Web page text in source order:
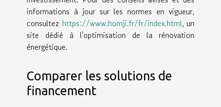
informations à jour sur les normes en vigueur,
consultez https://www.homji.fr/fr/index.html, un
site dédié à l'optimisation de la rénovation
énergétique.
Comparer les solutions de
financement